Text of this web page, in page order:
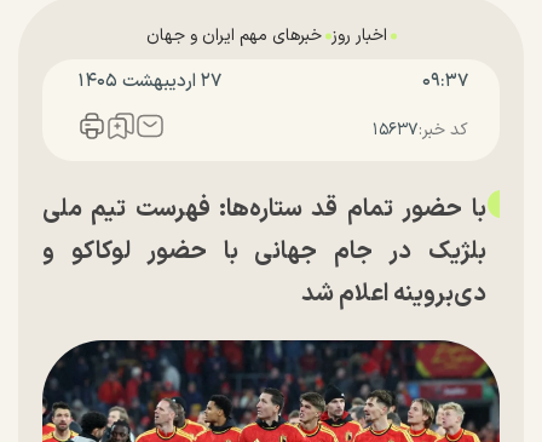
اخبار روز خبرهای مهم ایران و جهان
۰۹:۳۷ ۲۷ ارديبهشت ۱۴۰۵
کد خبر:۱۵۶۳۷
با حضور تمام قد ستاره‌ها: فهرست تیم ملی
بلژیک در جام جهانی با حضور لوکاکو و
دی‌بروینه اعلام شد